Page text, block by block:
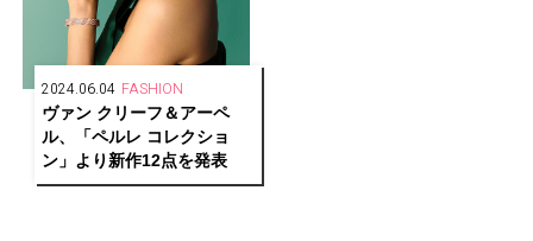
2024.06.04 FASHION
ヴァン クリーフ＆アーペ
ル、「ペルレ コレクショ
ン」より新作12点を発表